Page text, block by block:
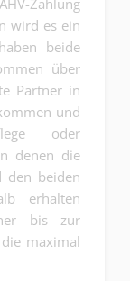
Zahlung
wird es ein
beide
über
Partner in
und
oder
denen die
den beiden
erhalten
bis zur
maximal